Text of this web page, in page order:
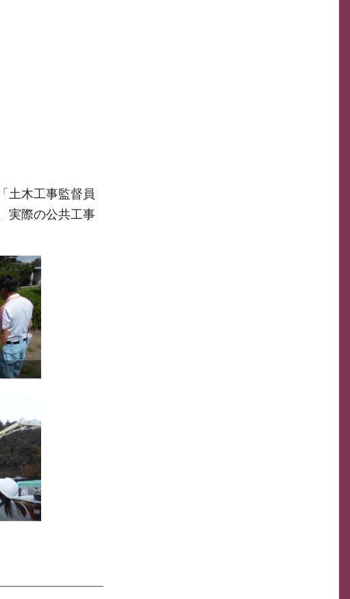
土木工事監督員
実際の公共工事